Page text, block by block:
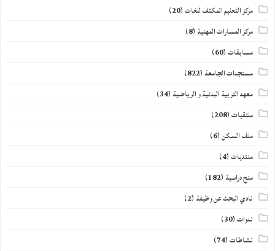
مركز التعليم المكثف للغات(20)
مركز المسارات المهنية (8)
مسابقات(60)
مستجدات الجامعة (822)
معهد التربية البدنية و الرياضية (34)
ملتقيات(208)
ملف السكن(6)
منتديات(4)
منح دراسية (182)
نادي البحث عن وظيفة (2)
ندوات(30)
نشاطات(74)